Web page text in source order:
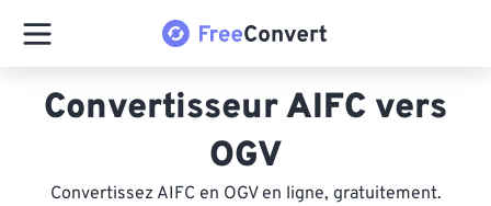
Convertisseur AIFC vers
OGV
Convertissez AIFC en OGV en ligne, gratuitement.